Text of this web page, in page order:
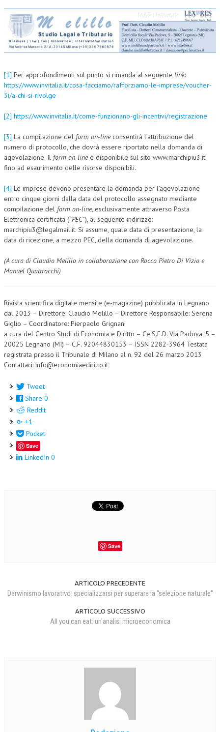
[1] Per approfondimenti sul punto si rimanda al seguente link:
https://www.invitalia.it/cosa-facciamo/rafforziamo-le-imprese/voucher-
3i/a-chi-si-rivolge
[2] https://www.invitalia.it/come-funzionano-gli-incentivi/registrazione
[3] La compilazione del form on-lineconsentirà l’attribuzione del
numero di protocollo, che dovrà essere riportato nella domanda di
agevolazione. Il form on-lineè disponibile sul sito www.marchipiu3.it
fino ad esaurimento delle risorse disponibili.
[4] Le imprese devono presentare la domanda per l’agevolazione
entro cinque giorni dalla data del protocollo assegnato mediante
compilazione del form on-line, esclusivamente attraverso Posta
Elettronica certificata (“PEC”), al seguente indirizzo:
marchipiu3@legalmail.it. Si assume, quale data di presentazione, la
data di ricezione, a mezzo PEC, della domanda di agevolazione.
(A cura di Claudio Melillo in collaborazione con Rocco Pietro Di Vizio e
Manuel Quattrocchi)
Rivista scientifica digitale mensile (e-magazine) pubblicata in Legnano
dal 2013 – Direttore: Claudio Melillo – Direttore Responsabile: Serena
Giglio – Coordinatore: Pierpaolo Grignani
a cura del Centro Studi di Economia e Diritto – Ce.S.E.D. Via Padova, 5 –
20025 Legnano (MI) – C.F. 92044830153 – ISSN 2282-3964 Testata
registrata presso il Tribunale di Milano al n. 92 del 26 marzo 2013
Contattaci: info@economiaediritto.it
Tweet
Share 0
Reddit
+1
Pocket
Save
LinkedIn 0
Save
ARTICOLO PRECEDENTE
Darwinismo lavorativo: specializzarsi per superare la "selezione naturale"
ARTICOLO SUCCESSIVO
All you can eat: un'analisi microeconomica